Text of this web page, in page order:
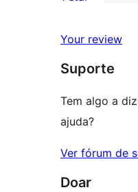
2-
reviews
star
reviews
Your review
Suporte
Tem algo a
ajuda?
Ver fórum de
Doar